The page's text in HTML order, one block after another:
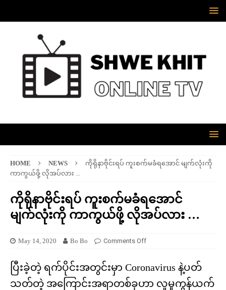
HOME NEWS
ကိုရိုနာဗိုင်းရပ် ကူးစက်မခံရအောင် မျက်လုံးကို
ကာကွယ်ဖို့ လိုအပ်လား …
ကိုရိုနာဗိုင်းရပ် ကူးစက်မခံရအောင်
မျက်လုံးကို ကာကွယ်ဖို့ လိုအပ်လား …
May 14, 2020 Bo Bo Comments Off
ပြီးခဲ့တဲ့ ရက်ပိုင်းအတွင်းမှာ Coronavirus နဲ့ပတ်
သတ်တဲ့ အကြောင်းအရာတစ်ခုဟာ လူမှုကွန်ယက်